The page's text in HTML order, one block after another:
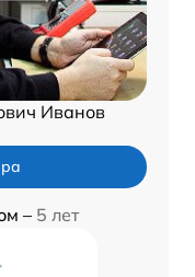
Иванов
– 5 лет